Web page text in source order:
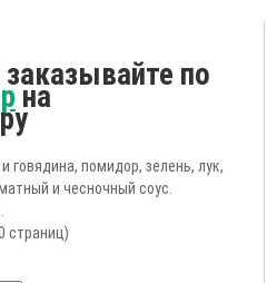
по
на
говядина, помидор, зелень, лук,
и чесночный соус.
страниц)